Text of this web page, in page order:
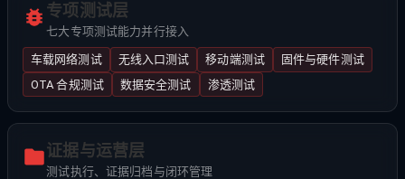
专项测试层
七大专项测试能力并行接入
车载网络测试 无线入口测试 移动端测试
固件与硬件测试
OTA 合规测试
数据安全测试 渗透测试
证据与运营层
测试执行、证据归档与闭环管理